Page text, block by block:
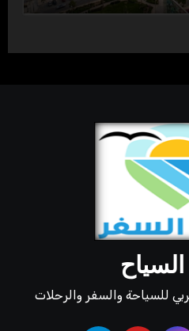
للسياحة والسفر والرحلات